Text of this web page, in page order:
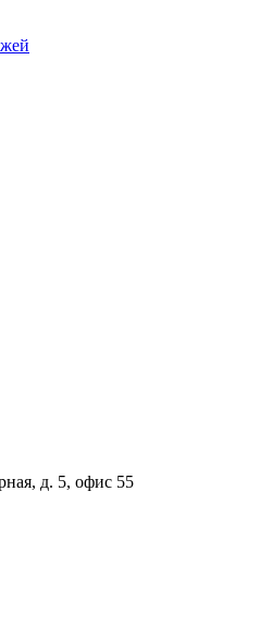
д. 5, офис 55